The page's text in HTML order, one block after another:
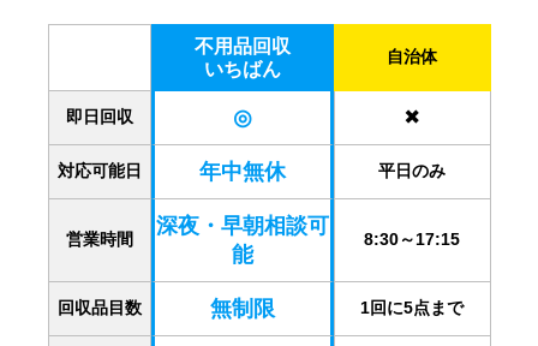
不用品回収
いちばん
自治体
即日回収 ◎ ✖️
対応可能日 年中無休 平日のみ
営業時間
深夜・早朝相談可
能
8:30～17:15
回収品目数 無制限 1回に5点まで